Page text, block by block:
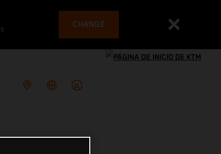
CHANGE